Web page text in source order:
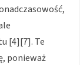
[4][7]. Te
ponieważ